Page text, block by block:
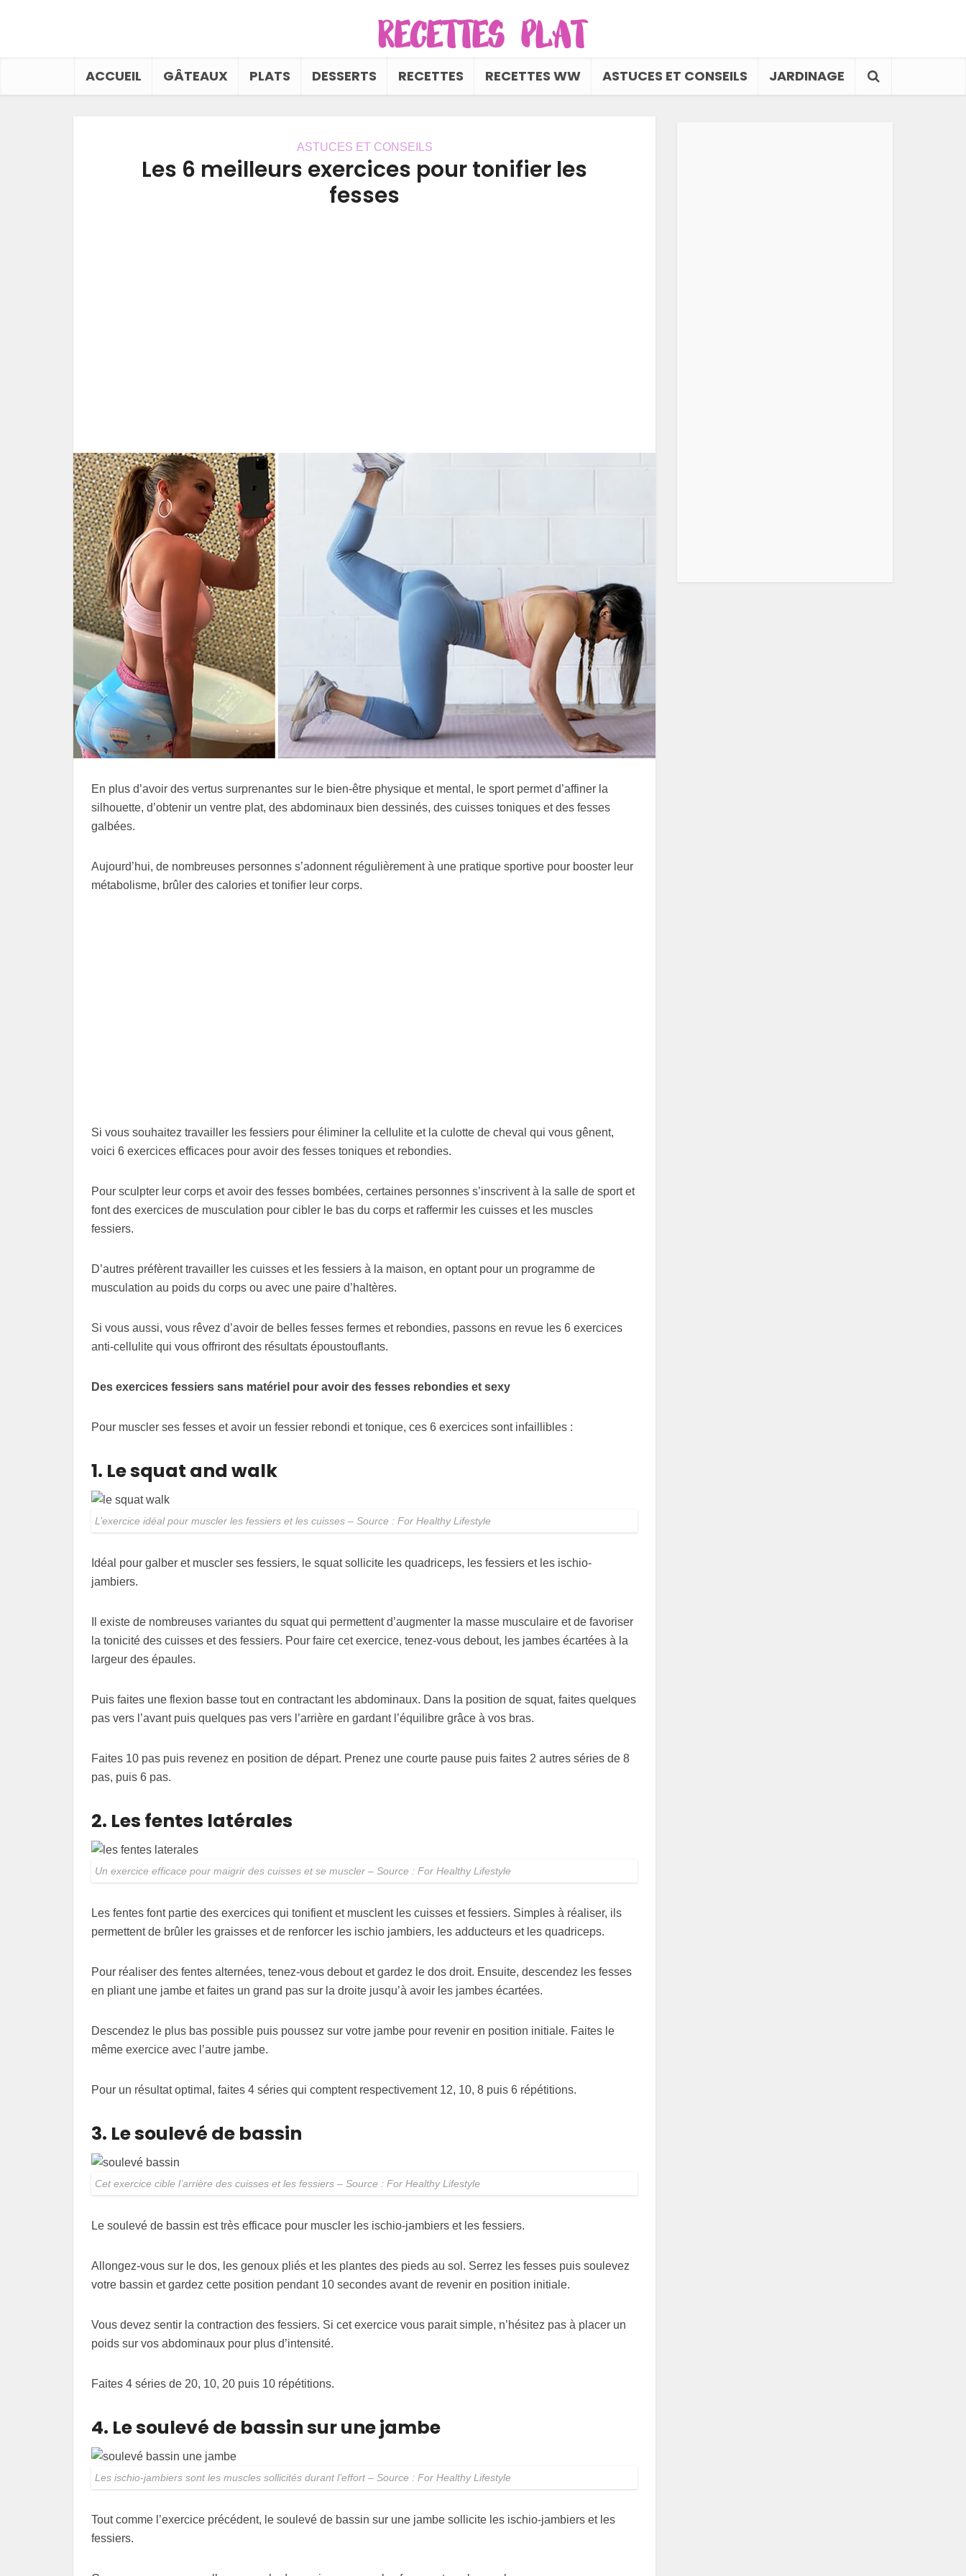
ACCUEIL GÂTEAUX PLATS DESSERTS RECETTES RECETTES WW ASTUCES ET CONSEILS JARDINAGE
ASTUCES ET CONSEILS
Les 6 meilleurs exercices pour tonifier les
fesses
En plus d’avoir des vertus surprenantes sur le bien-être physique et mental, le sport permet d’affiner la
silhouette, d’obtenir un ventre plat, des abdominaux bien dessinés, des cuisses toniques et des fesses
galbées.
Aujourd’hui, de nombreuses personnes s’adonnent régulièrement à une pratique sportive pour booster leur
métabolisme, brûler des calories et tonifier leur corps.
Si vous souhaitez travailler les fessiers pour éliminer la cellulite et la culotte de cheval qui vous gênent,
voici 6 exercices efficaces pour avoir des fesses toniques et rebondies.
Pour sculpter leur corps et avoir des fesses bombées, certaines personnes s’inscrivent à la salle de sport et
font des exercices de musculation pour cibler le bas du corps et raffermir les cuisses et les muscles
fessiers.
D’autres préfèrent travailler les cuisses et les fessiers à la maison, en optant pour un programme de
musculation au poids du corps ou avec une paire d’haltères.
Si vous aussi, vous rêvez d’avoir de belles fesses fermes et rebondies, passons en revue les 6 exercices
anti-cellulite qui vous offriront des résultats époustouflants.
Des exercices fessiers sans matériel pour avoir des fesses rebondies et sexy
Pour muscler ses fesses et avoir un fessier rebondi et tonique, ces 6 exercices sont infaillibles :
1. Le squat and walk
L’exercice idéal pour muscler les fessiers et les cuisses – Source : For Healthy Lifestyle
Idéal pour galber et muscler ses fessiers, le squat sollicite les quadriceps, les fessiers et les ischio-
jambiers.
Il existe de nombreuses variantes du squat qui permettent d’augmenter la masse musculaire et de favoriser
la tonicité des cuisses et des fessiers. Pour faire cet exercice, tenez-vous debout, les jambes écartées à la
largeur des épaules.
Puis faites une flexion basse tout en contractant les abdominaux. Dans la position de squat, faites quelques
pas vers l’avant puis quelques pas vers l’arrière en gardant l’équilibre grâce à vos bras.
Faites 10 pas puis revenez en position de départ. Prenez une courte pause puis faites 2 autres séries de 8
pas, puis 6 pas.
2. Les fentes latérales
Un exercice efficace pour maigrir des cuisses et se muscler – Source : For Healthy Lifestyle
Les fentes font partie des exercices qui tonifient et musclent les cuisses et fessiers. Simples à réaliser, ils
permettent de brûler les graisses et de renforcer les ischio jambiers, les adducteurs et les quadriceps.
Pour réaliser des fentes alternées, tenez-vous debout et gardez le dos droit. Ensuite, descendez les fesses
en pliant une jambe et faites un grand pas sur la droite jusqu’à avoir les jambes écartées.
Descendez le plus bas possible puis poussez sur votre jambe pour revenir en position initiale. Faites le
même exercice avec l’autre jambe.
Pour un résultat optimal, faites 4 séries qui comptent respectivement 12, 10, 8 puis 6 répétitions.
3. Le soulevé de bassin
Cet exercice cible l’arrière des cuisses et les fessiers – Source : For Healthy Lifestyle
Le soulevé de bassin est très efficace pour muscler les ischio-jambiers et les fessiers.
Allongez-vous sur le dos, les genoux pliés et les plantes des pieds au sol. Serrez les fesses puis soulevez
votre bassin et gardez cette position pendant 10 secondes avant de revenir en position initiale.
Vous devez sentir la contraction des fessiers. Si cet exercice vous parait simple, n’hésitez pas à placer un
poids sur vos abdominaux pour plus d’intensité.
Faites 4 séries de 20, 10, 20 puis 10 répétitions.
4. Le soulevé de bassin sur une jambe
Les ischio-jambiers sont les muscles sollicités durant l’effort – Source : For Healthy Lifestyle
Tout comme l’exercice précédent, le soulevé de bassin sur une jambe sollicite les ischio-jambiers et les
fessiers.